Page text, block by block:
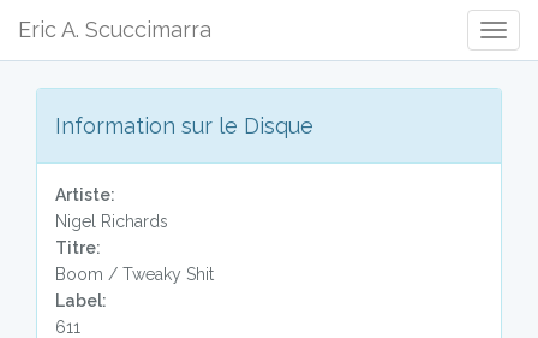
Eric A. Scuccimarra
Information sur le Disque
Artiste:
Nigel Richards
Titre:
Boom / Tweaky Shit
Label:
611